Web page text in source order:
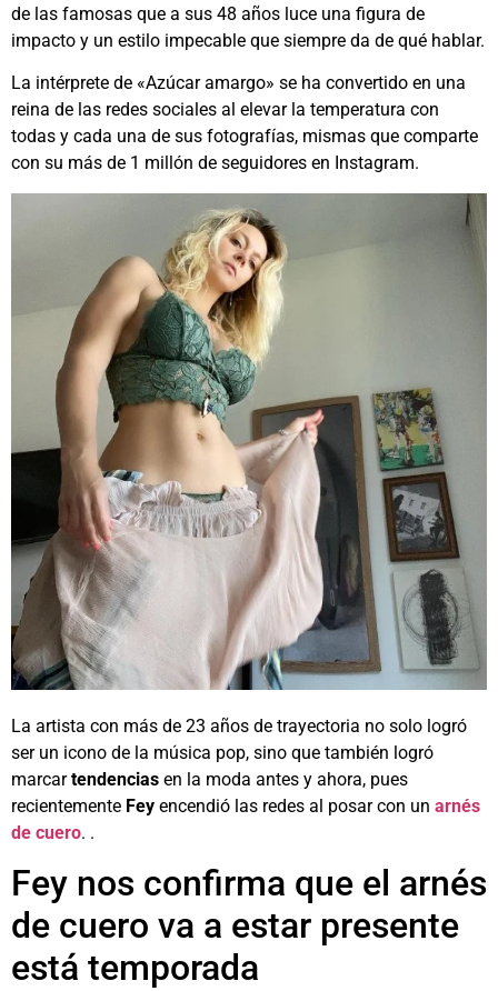
de las famosas que a sus 48 años luce una figura de
impacto y un estilo impecable que siempre da de qué hablar.
La intérprete de «Azúcar amargo» se ha convertido en una
reina de las redes sociales al elevar la temperatura con
todas y cada una de sus fotografías, mismas que comparte
con su más de 1 millón de seguidores en Instagram.
La artista con más de 23 años de trayectoria no solo logró
ser un icono de la música pop, sino que también logró
marcartendencias en la moda antes y ahora, pues
recientemente Fey encendió las redes al posar con un arnés
de cuero. .
Fey nos confirma que el arnés
de cuero va a estar presente
está temporada